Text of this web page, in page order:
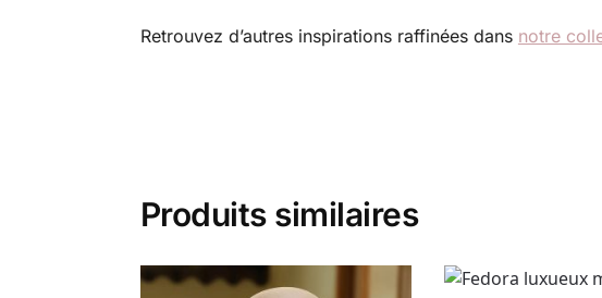
Retrouvez d’autres inspirations raffinées dans notre
Produits similaires